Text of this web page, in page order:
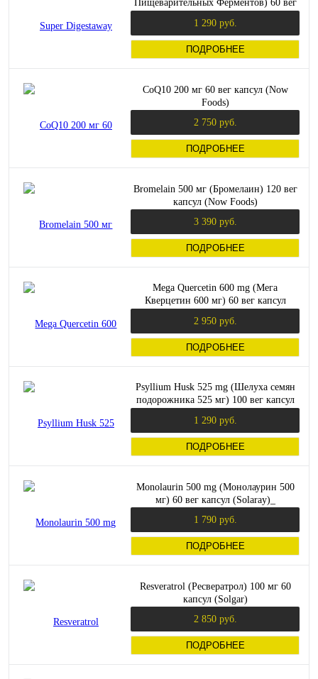
Пищеварительных Ферментов) 60 вег
1 290 руб.
ПОДРОБНЕЕ
CoQ10 200 мг 60 вег капсул (Now
Foods)
2 750 руб.
ПОДРОБНЕЕ
Bromelain 500 мг (Бромелаин) 120 вег
капсул (Now Foods)
3 390 руб.
ПОДРОБНЕЕ
Mega Quercetin 600 mg (Мега
Кверцетин 600 мг) 60 вег капсул
2 950 руб.
ПОДРОБНЕЕ
Psyllium Husk 525 mg (Шелуха семян
подорожника 525 мг) 100 вег капсул
1 290 руб.
ПОДРОБНЕЕ
Monolaurin 500 mg (Монолаурин 500
мг) 60 вег капсул (Solaray)_
1 790 руб.
ПОДРОБНЕЕ
Resveratrol (Ресвератрол) 100 мг 60
капсул (Solgar)
2 850 руб.
ПОДРОБНЕЕ